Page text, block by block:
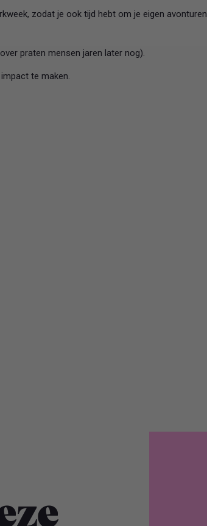
zodat je ook tijd hebt om je eigen avonturen
praten mensen jaren later nog).
te maken.